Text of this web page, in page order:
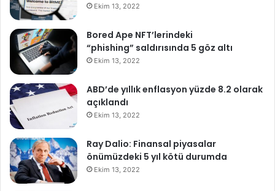
Ekim 13, 2022
Bored Ape NFT’lerindeki
“phishing” saldırısında 5 göz altı
Ekim 13, 2022
ABD’de yıllık enflasyon yüzde 8.2 olarak
açıklandı
Ekim 13, 2022
Ray Dalio: Finansal piyasalar
önümüzdeki 5 yıl kötü durumda
Ekim 13, 2022